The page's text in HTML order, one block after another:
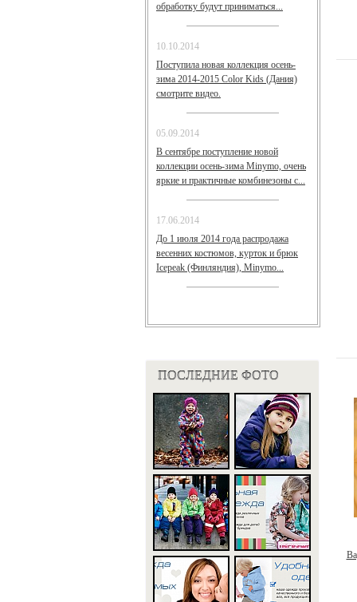
обработку будут приниматься...
10.10.2014
Поступила новая коллекция осень-
зима 2014-2015 Color Kids (Дания)
смотрите видео.
05.09.2014
В сентябре поступление новой
коллекции осень-зима Minymo, очень
яркие и практичные комбинезоны с...
17.06.2014
До 1 июля 2014 года распродажа
весенних костюмов, курток и брюк
Icepeak (Финляндия), Minymo...
ПОСЛЕДНИЕ ФОТО